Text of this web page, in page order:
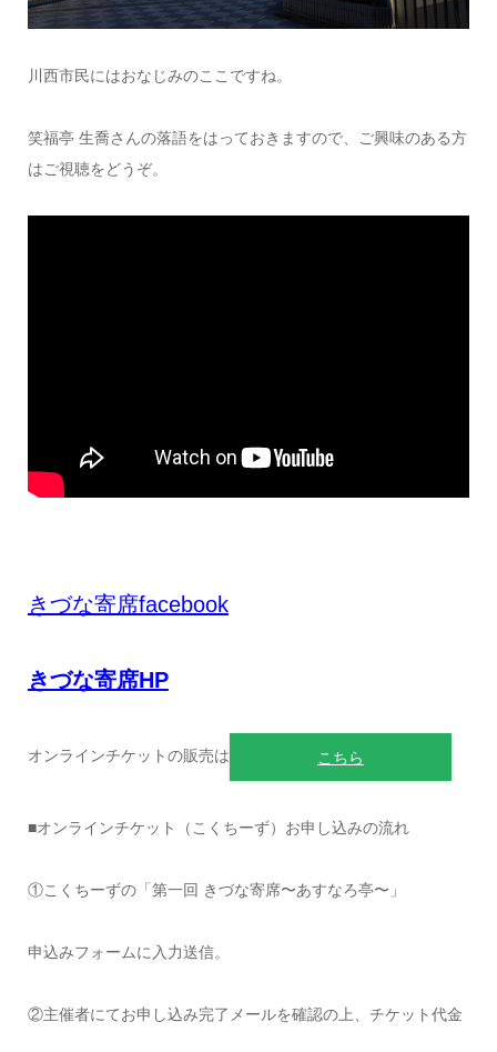
川西市民にはおなじみのここですね。
笑福亭 生喬さんの落語をはっておきますので、ご興味のある方
はご視聴をどうぞ。
きづな寄席facebook
きづな寄席HP
オンラインチケットの販売は こちら
■オンラインチケット（こくちーず）お申し込みの流れ
①こくちーずの「第一回 きづな寄席〜あすなろ亭〜」
申込みフォームに入力送信。
②主催者にてお申し込み完了メールを確認の上、チケット代金